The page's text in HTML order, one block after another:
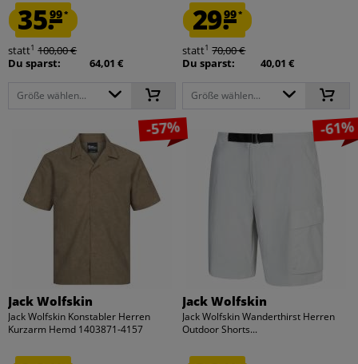
35.99*
statt1 100,00 €
Du sparst:
64,01 €
Größe wählen...
29.99*
statt1 70,00 €
Du sparst:
40,01 €
Größe wählen...
-57%
Jack Wolfskin
Jack Wolfskin Konstabler Herren
Kurzarm Hemd 1403871-4157
-61%
Jack Wolfskin
Jack Wolfskin Wanderthirst Herren
Outdoor Shorts...